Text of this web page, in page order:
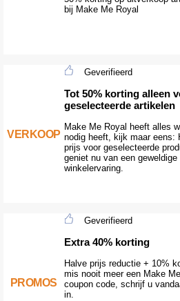
bij Make Me Royal
VERKOOP
Geverifieerd
Tot 50% korting alleen
geselecteerde artikelen
Make Me Royal heeft alles
nodig heeft, kijk maar eens:
prijs voor geselecteerde
geniet nu van een geweldige
winkelervaring.
PROMOS
Geverifieerd
Extra 40% korting
Halve prijs reductie + 10%
mis nooit meer een Make
coupon code, schrijf u
in.